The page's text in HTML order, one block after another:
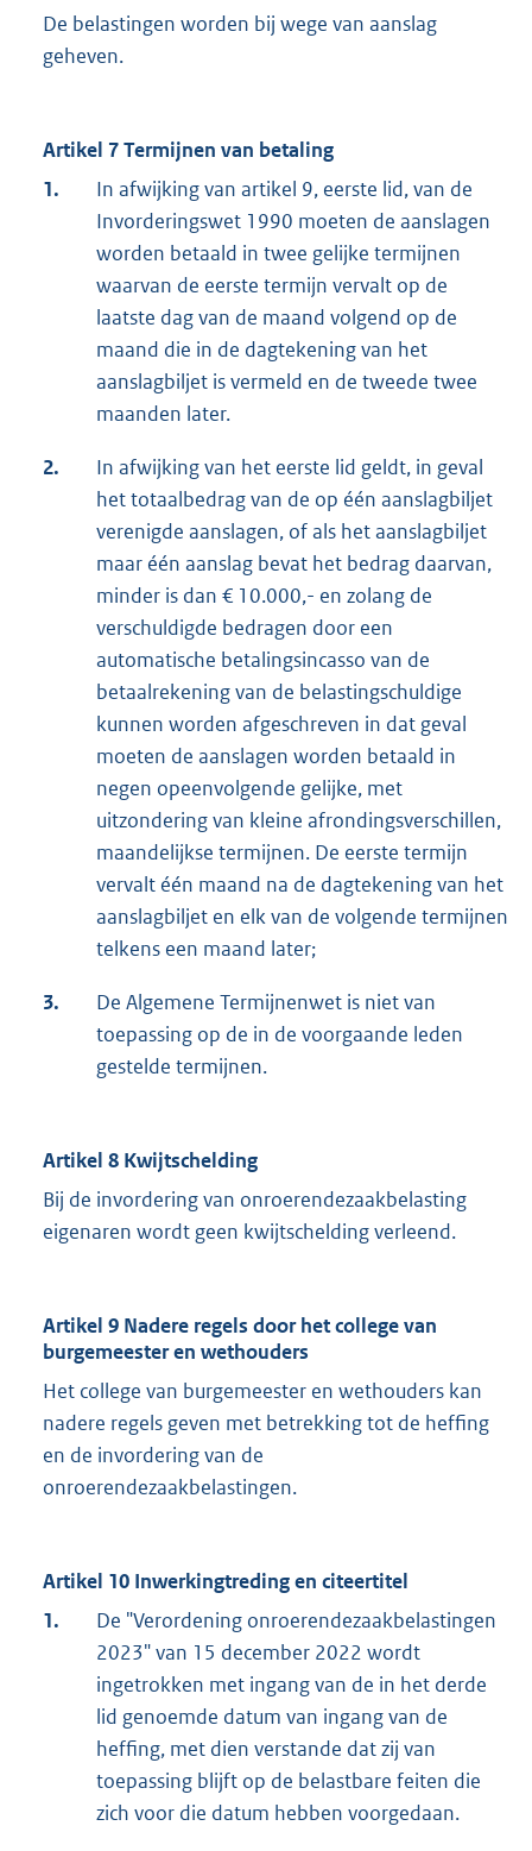
De belastingen worden bij wege van aanslag
geheven.
Artikel 7 Termijnen van betaling
1.
In afwijking van artikel 9, eerste lid, van de
Invorderingswet 1990 moeten de aanslagen
worden betaald in twee gelijke termijnen
waarvan de eerste termijn vervalt op de
laatste dag van de maand volgend op de
maand die in de dagtekening van het
aanslagbiljet is vermeld en de tweede twee
maanden later.
2.
In afwijking van het eerste lid geldt, in geval
het totaalbedrag van de op één aanslagbiljet
verenigde aanslagen, of als het aanslagbiljet
maar één aanslag bevat het bedrag daarvan,
minder is dan € 10.000,- en zolang de
verschuldigde bedragen door een
automatische betalingsincasso van de
betaalrekening van de belastingschuldige
kunnen worden afgeschreven in dat geval
moeten de aanslagen worden betaald in
negen opeenvolgende gelijke, met
uitzondering van kleine afrondingsverschillen,
maandelijkse termijnen. De eerste termijn
vervalt één maand na de dagtekening van het
aanslagbiljet en elk van de volgende termijnen
telkens een maand later;
3.
De Algemene Termijnenwet is niet van
toepassing op de in de voorgaande leden
gestelde termijnen.
Artikel 8 Kwijtschelding
Bij de invordering van onroerendezaakbelasting
eigenaren wordt geen kwijtschelding verleend.
Artikel 9 Nadere regels door het college van
burgemeester en wethouders
Het college van burgemeester en wethouders kan
nadere regels geven met betrekking tot de heffing
en de invordering van de
onroerendezaakbelastingen.
Artikel 10 Inwerkingtreding en citeertitel
1.
De "Verordening onroerendezaakbelastingen
2023" van 15 december 2022 wordt
ingetrokken met ingang van de in het derde
lid genoemde datum van ingang van de
heffing, met dien verstande dat zij van
toepassing blijft op de belastbare feiten die
zich voor die datum hebben voorgedaan.